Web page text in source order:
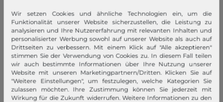
modeherz
Impressum
AGB
Widerrufsrecht
Datenschutzerklärung
Datenschutzeinstellungen
Barrierefreiheitserklärung
Wir setzen Cookies und ähnliche Technologien ein, um die
Funktionalität unserer Website sicherzustellen, die Leistung zu
analysieren und Ihre Nutzererfahrung mit relevanten Inhalten und
personalisierter Werbung sowohl auf unserer Website als auch auf
Drittseiten zu verbessern. Mit einem Klick auf "Alle akzeptieren"
stimmen Sie der Verwendung von Cookies zu. In diesem Fall teilen
wir auch bestimmte Informationen über Ihre Nutzung unserer
Website mit unseren Marketingpartnern/Dritten. Klicken Sie auf
"Weitere Einstellungen", um festzulegen, welche Kategorien Sie
zulassen möchten. Ihre Zustimmung können Sie jederzeit mit
Wirkung für die Zukunft widerrufen. Weitere Informationen zu den